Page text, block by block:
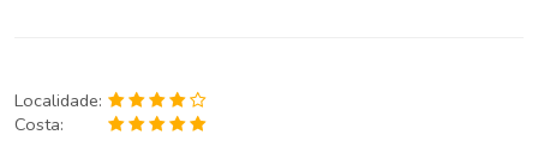
Localidade:
Costa: